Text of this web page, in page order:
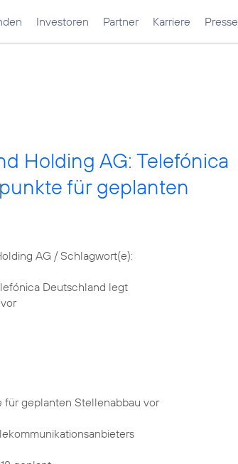
Investoren Partner Karriere Presse
Holding AG: Telefónica
für geplanten
AG / Schlagwort(e):
Deutschland legt
geplanten Stellenabbau vor